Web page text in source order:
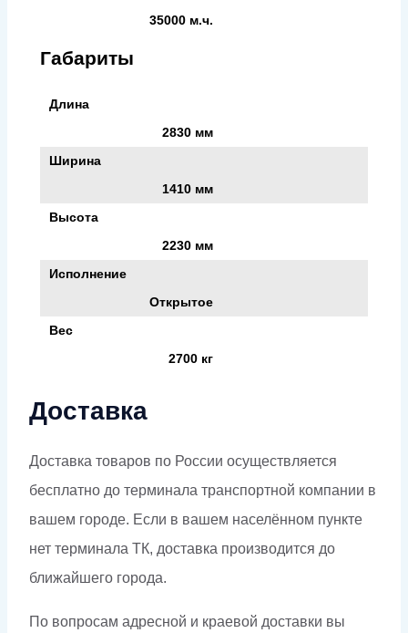
35000 м.ч.
Габариты
Длина
2830 мм
Ширина
1410 мм
Высота
2230 мм
Исполнение
Открытое
Вес
2700 кг
Доставка
Доставка товаров по России осуществляется
бесплатно до терминала транспортной компании в
вашем городе. Если в вашем населённом пункте
нет терминала ТК, доставка производится до
ближайшего города.
По вопросам адресной и краевой доставки вы